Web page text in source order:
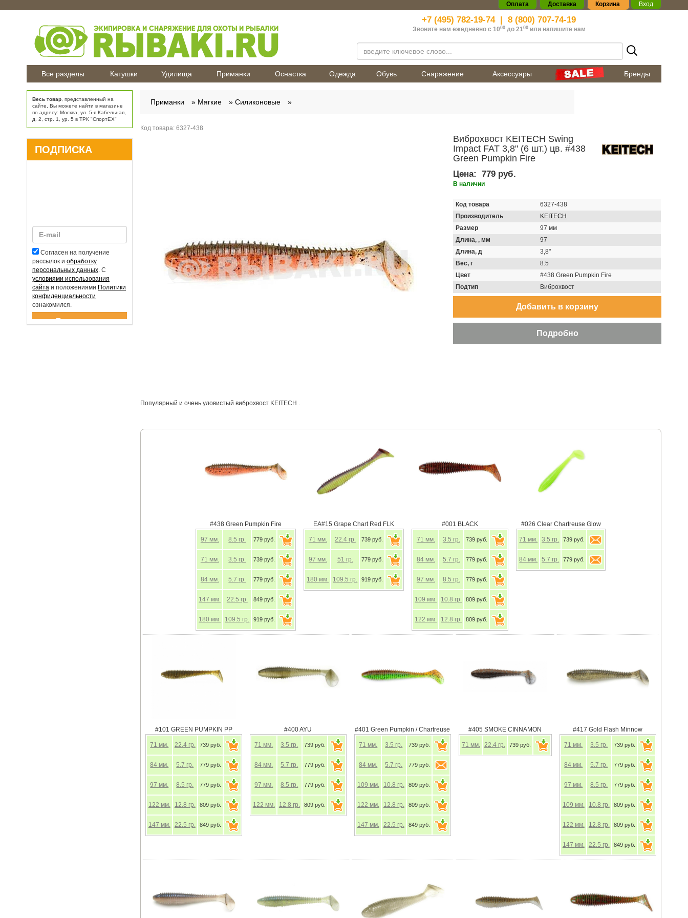
Оплата Доставка Корзина Вход
+7 (495) 782-19-74| 8 (800) 707-74-19
Звоните нам ежедневно с 1000до 2100 или напишите нам
Все разделы Катушки Удилища Приманки Оснастка Одежда Обувь Снаряжение Аксессуары Бренды
Приманки Мягкие Силиконовые
Код товара: 6327-438
Виброхвост KEITECH Swing
Impact FAT 3,8" (6 шт.) цв. #438
Green Pumpkin Fire
Цена: 779 руб.
В наличии
Код товара
6327-438
Производитель
KEITECH
Размер
97 мм
Длина, , мм
97
Длина, д
3,8"
Вес, г
8.5
Цвет
#438 Green Pumpkin Fire
Подтип
Виброхвост
Популярный и очень уловистый виброхвост KEITECH .
#438 Green Pumpkin Fire
97 мм. 8.5 гр. 779 руб.
71 мм. 3.5 гр. 739 руб.
84 мм. 5.7 гр. 779 руб.
147 мм. 22.5 гр. 849 руб.
180 мм. 109.5 гр. 919 руб.
EA#15 Grape Chart Red FLK
71 мм. 22.4 гр. 739 руб.
97 мм. 51 гр. 779 руб.
180 мм. 109.5 гр. 919 руб.
#001 BLACK
71 мм. 3.5 гр. 739 руб.
84 мм. 5.7 гр. 779 руб.
97 мм. 8.5 гр. 779 руб.
109 мм. 10.8 гр. 809 руб.
122 мм. 12.8 гр. 809 руб.
#026 Clear Chartreuse Glow
71 мм. 3.5 гр. 739 руб.
84 мм. 5.7 гр. 779 руб.
#101 GREEN PUMPKIN PP
71 мм. 22.4 гр. 739 руб.
84 мм. 5.7 гр. 779 руб.
97 мм. 8.5 гр. 779 руб.
122 мм. 12.8 гр. 809 руб.
147 мм. 22.5 гр. 849 руб.
#400 AYU
71 мм. 3.5 гр. 739 руб.
84 мм. 5.7 гр. 779 руб.
97 мм. 8.5 гр. 779 руб.
122 мм. 12.8 гр. 809 руб.
#401 Green Pumpkin / Chartreuse
71 мм. 3.5 гр. 739 руб.
84 мм. 5.7 гр. 779 руб.
109 мм. 10.8 гр. 809 руб.
122 мм. 12.8 гр. 809 руб.
147 мм. 22.5 гр. 849 руб.
#405 SMOKE CINNAMON
71 мм. 22.4 гр. 739 руб.
#417 Gold Flash Minnow
71 мм. 3.5 гр. 739 руб.
84 мм. 5.7 гр. 779 руб.
97 мм. 8.5 гр. 779 руб.
109 мм. 10.8 гр. 809 руб.
122 мм. 12.8 гр. 809 руб.
147 мм. 22.5 гр. 849 руб.
Весь товар , представленный на
сайте, Вы можете найти в магазине
по адресу: Москва, ул. 5-я Кабельная,
д. 2, стр. 1, ур. 5 в ТРК "СпортЕХ"
ПОДПИСКА
Согласен на получение
рассылок и обработку
персональных данных. С
условиями использования
сайта и положениями Политики
конфиденциальности
ознакомился.